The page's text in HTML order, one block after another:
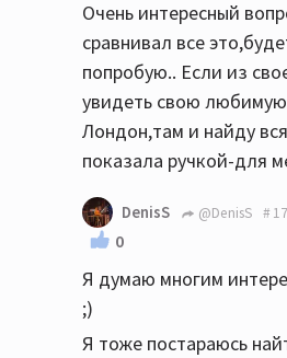
Очень интересный
сравнивал все
попробую.. Если из
увидеть свою любимую
Лондон,там и найду
показала ручкой-для
DenisS @DenisS
0
Я думаю многим
;)
Я тоже постараюсь